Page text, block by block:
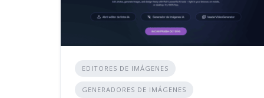
EDITORES DE IMÁGENES
GENERADORES DE IMÁGENES